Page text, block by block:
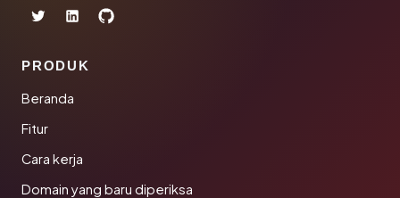
PRODUK
Beranda
Fitur
Cara kerja
Domain yang baru diperiksa